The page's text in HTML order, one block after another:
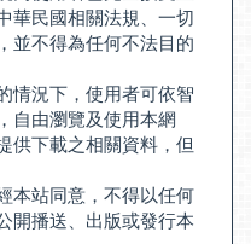
華民國相關法規、一切
並不得為任何不法目的
情況下，使用者可依智
自由瀏覽及使用本網
供下載之相關資料，但
本站同意，不得以任何
開播送、出版或發行本